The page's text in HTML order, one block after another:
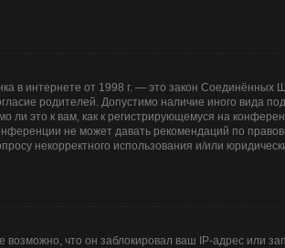
в интернете от 1998 г. — это закон Соединённых
родителей. Допустимо наличие иного вида
это к вам, как к регистрирующемуся на
не может давать рекомендаций по
некорректного использования и/или
что он заблокировал ваш IP-адрес или